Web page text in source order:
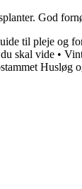
God
til pleje og
skal vide •
Husløg